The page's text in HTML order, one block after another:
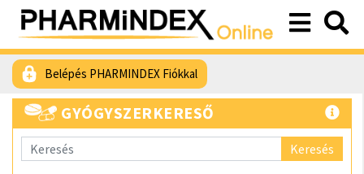
Belépés PHARMINDEX Fiókkal
GYÓGYSZERKERESŐ
Keresés